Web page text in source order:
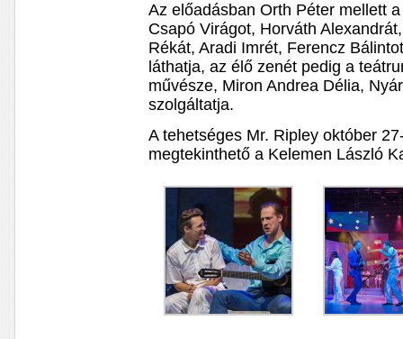
Az előadásban Orth Péter mellett
Csapó Virágot, Horváth
Rékát, Aradi Imrét, Ferencz
láthatja, az élő zenét pedig a
művésze, Miron Andrea Délia,
szolgáltatja.
A tehetséges Mr. Ripley október
megtekinthető a Kelemen László